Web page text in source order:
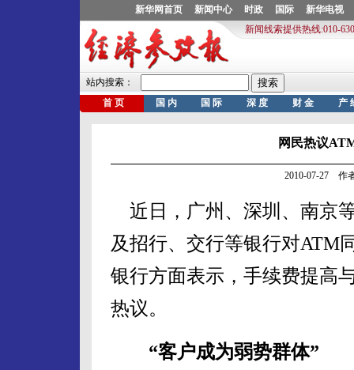
网民热议
2010-07-27 作
近日，广州、深圳、南京
及招行、交行等银行对ATM
银行方面表示，手续费提高
热议。
“客户成为弱势群体”